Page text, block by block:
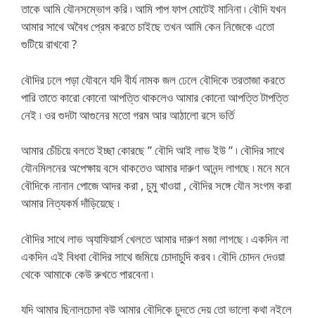
তাকে আমি যৌনসম্ভোগ করি ৷ আমি পাপ ফাপ মোটেই মানিনা ৷ বৌদি যখন
আমার সাথে অবৈধ প্রেম করতে চাইছে তখন আমি কেন নিজেকে এতো
গুটিয়ে রাখবো ?
বৌদির ঢলে পড়া যৌবনে যদি বীর্য নামক জল ঢেলে বৌদিকে তরতাজা করতে
পারি তাতে কারো কোনো আপত্তি থাকলেও আমার কোনো আপত্তি টাপত্তি
নেই ৷ ওর গুদটা আগুনের মতো গরম আর আঠালো রসে ভর্তি
আমার চেঁচিয়ে বলতে ইচ্ছা কোরছে ” বৌদি আই লাভ ইউ ” ৷ বৌদির সাথে
যৌনমিলনের অপেক্ষায় বসে থাকতেও আমার দারুণ আনন্দ লাগছে ৷ মনে মনে
বৌদিকে নানান পোজে আদর করা , চুমু খাওয়া , বৌদির সঙ্গে যৌন সংগম করা
আমার নিত্যকর্ম দাঁড়িয়েছে ৷
বৌদির সাথে লাভ অ্যাফিয়ার্স খেলতে আমার দারুণ মজা লাগছে ৷ একদিন না
একদিন এই বিধবা বৌদির সাথে জমিয়ে চোদাচুদি করব ৷ বৌদি চোদন দেওয়া
থেকে আমাকে কেউ রুখতে পারবেনা ৷
যদি আমার ছিনালচোদা বউ আমার বৌদিকে চুদতে দেয় তো ভালো কথা নইলে